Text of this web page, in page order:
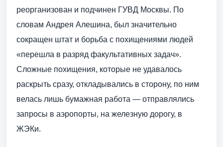
реорганизован и подчинен ГУВД Москвы. По
словам Андрея Алешина, был значительно
сокращен штат и борьба с похищениями людей
«перешла в разряд факультативных задач».
Сложные похищения, которые не удавалось
раскрыть сразу, откладывались в сторону, по ним
велась лишь бумажная работа — отправлялись
запросы в аэропорты, на железную дорогу, в
ЖЭКи.